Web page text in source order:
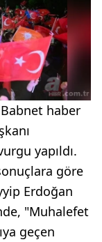
haber
yapıldı.
göre
Erdoğan
"Muhalefet
geçen